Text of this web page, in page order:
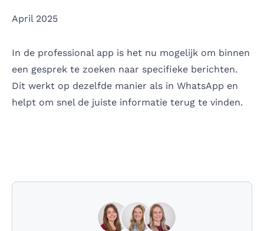
April 2025
In de professional app is het nu mogelijk om binnen
een gesprek te zoeken naar specifieke berichten.
Dit werkt op dezelfde manier als in WhatsApp en
helpt om snel de juiste informatie terug te vinden.